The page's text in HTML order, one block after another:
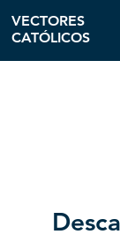
VECTORES
CATÓLICOS